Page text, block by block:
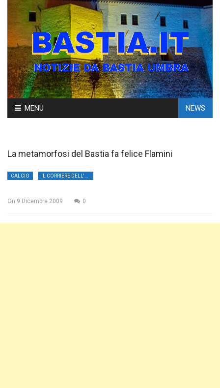
Skip
to
MENU NEWS
La metamorfosi del Bastia fa felice Flamini
CALCIO
On 9 Dicembre 2009 0